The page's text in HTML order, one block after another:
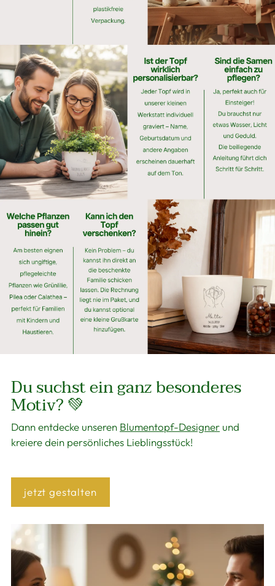
Du suchst ein ganz besonderes
Motiv? 💚
Dann entdecke unseren Blumentopf-Designer und
kreiere dein persönliches Lieblingsstück!
jetzt gestalten